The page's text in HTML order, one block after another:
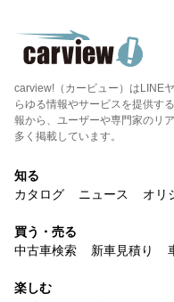
carview!（カービュー）はLINE
らゆる情報やサービスを提供す
報から、ユーザーや専門家のリ
多く掲載しています。
知る
カタログ
ニュース オリ
買う・売る
中古車検索
新車見積り
楽しむ